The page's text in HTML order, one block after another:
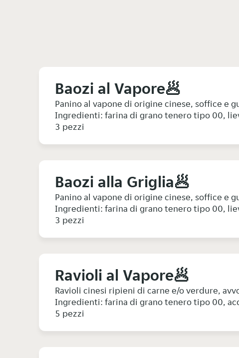
Baozi al Vapore🥟
Panino al vapone di origine cinese, soffice e
Ingredienti: farina di grano tenero tipo 00,
3 pezzi
Baozi alla Griglia🥟
Panino al vapone di origine cinese, soffice e
Ingredienti: farina di grano tenero tipo 00,
3 pezzi
Ravioli al Vapore🥟
Ravioli cinesi ripieni di carne e/o verdure,
Ingredienti: farina di grano tenero tipo 00,
5 pezzi